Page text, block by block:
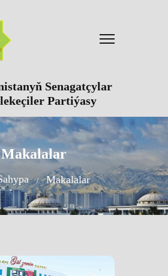
Senagatçylar
Partiýasy
Makalalar
Makalalar